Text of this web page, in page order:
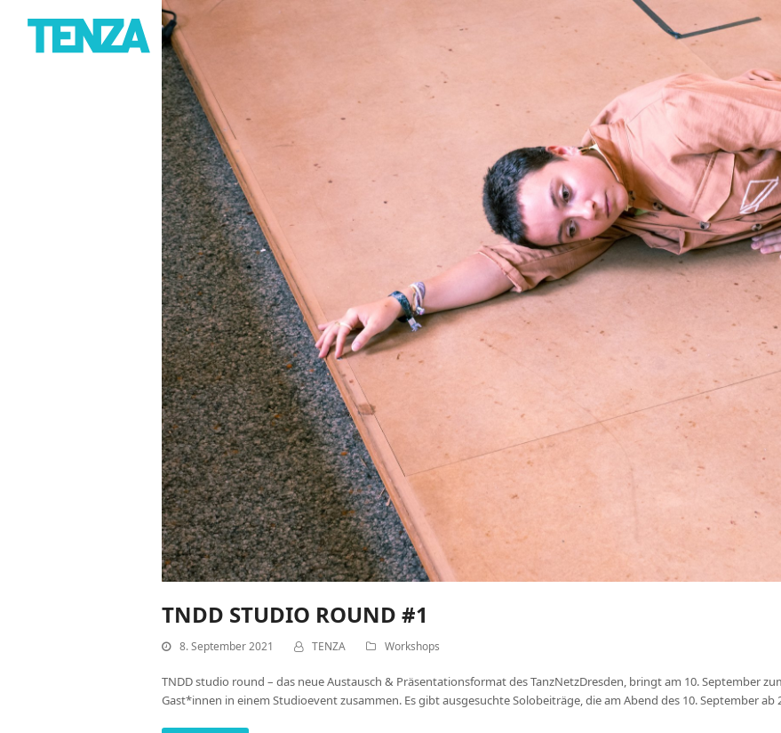
TNDD STUDIO ROUND #1
8. September 2021 TENZA Workshops
TNDD studio round – das neue Austausch & Präsentationsformat des TanzNetzDresden, bringt am 10. September
Gast*innen in einem Studioevent zusammen. Es gibt ausgesuchte Solobeiträge, die am Abend des 10. September